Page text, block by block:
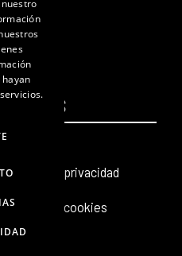
e
T
k
o
LEGALES
Aviso legal
Política de privacidad
Política de cookies